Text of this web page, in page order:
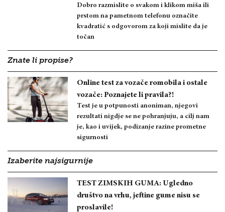
Dobro razmislite o svakom i klikom miša ili
prstom na pametnom telefonu označite
kvadratić s odgovorom za koji mislite da je
točan
Znate li propise?
Online test za vozače romobila i ostale
vozače: Poznajete li pravila?!
Test je u potpunosti anoniman, njegovi
rezultati nigdje se ne pohranjuju, a cilj nam
je, kao i uvijek, podizanje razine prometne
sigurnosti
Izaberite najsigurnije
TEST ZIMSKIH GUMA: Ugledno
društvo na vrhu, jeftine gume nisu se
proslavile!